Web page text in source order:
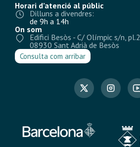
Horari d’atenció al públic
Dilluns a divendres:
de 9h a 14h
On som
Edifici Besòs - C/ Olímpic s/n, pl.2
08930 Sant Adrià de Besòs
Consulta com arribar